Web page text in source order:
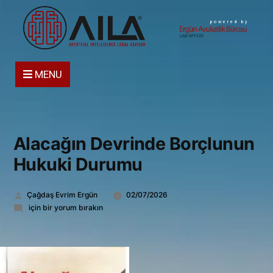
powered by
MENU
Alacağın Devrinde Borçlunun
Hukuki Durumu
Gönderen:
Çağdaş Evrim Ergün
02/07/2026
Alacağın
Hukuki
için bir yorum bırakın